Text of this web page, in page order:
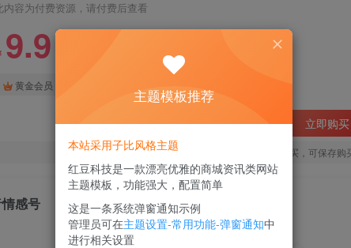
内容为付费资源，请付费后查看
9.9
黄金会员
立即购买
您当前未登录！建议登陆后购买，可保存购
感号
主题模板推荐
本站采用子比风格主题
红豆科技是一款漂亮优雅的商城资讯类网站
主题模板，功能强大，配置简单
这是一条系统弹窗通知示例
管理员可在主题设置-常用功能-弹窗通知中
进行相关设置